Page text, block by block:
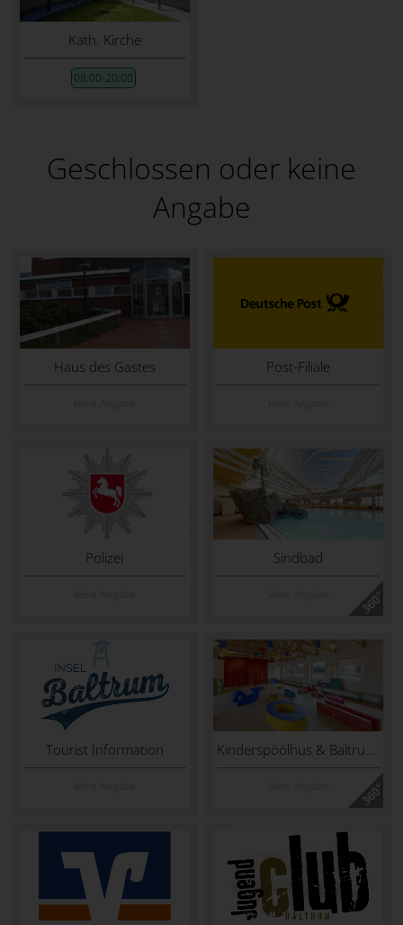
Kath. Kirche
08:00-20:00
Geschlossen oder keine
Angabe
Haus des Gastes Post-Filiale
Polizei Sindbad
Tourist Information